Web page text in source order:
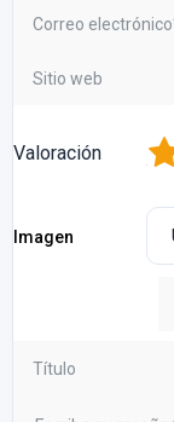
Valoración
Imagen